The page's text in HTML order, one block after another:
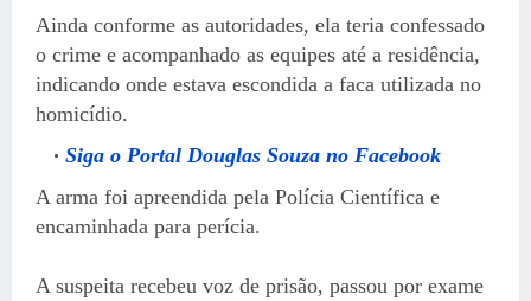
Ainda conforme as autoridades, ela teria confessado
o crime e acompanhado as equipes até a residência,
indicando onde estava escondida a faca utilizada no
homicídio.
Siga o Portal Douglas Souza no Facebook
A arma foi apreendida pela Polícia Científica e
encaminhada para perícia.
A suspeita recebeu voz de prisão, passou por exame